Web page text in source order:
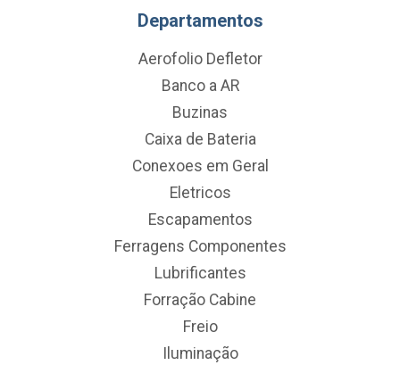
Departamentos
Aerofolio Defletor
Banco a AR
Buzinas
Caixa de Bateria
Conexoes em Geral
Eletricos
Escapamentos
Ferragens Componentes
Lubrificantes
Forração Cabine
Freio
Iluminação